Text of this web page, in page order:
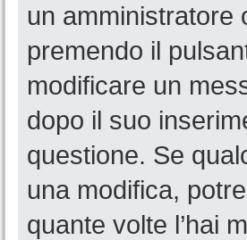
un amministratore
premendo il
modificare un
dopo il suo
questione. Se
una modifica,
quante volte l’hai